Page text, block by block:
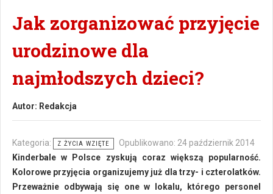
Jak zorganizować przyjęcie
urodzinowe dla
najmłodszych dzieci?
Autor: Redakcja
Kategoria: Z ŻYCIA WZIĘTE
Opublikowano: 24 październik 2014
Kinderbale w Polsce zyskują coraz większą popularność.
Kolorowe przyjęcia organizujemy już dla trzy- i czterolatków.
Przeważnie odbywają się one w lokalu, którego personel